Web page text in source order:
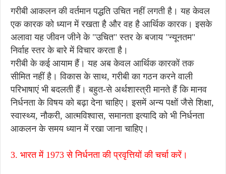
गरीबी आकलन की वर्तमान पद्धति उचित नहीं लगती है। यह केवल
एक कारक को ध्यान में रखता है और वह है आर्थिक कारक। इसके
अलावा यह जीवन जीने के "उचित" स्तर के बजाय "न्यूनतम"
निर्वाह स्तर के बारे में विचार करता है।
गरीबी के कई आयाम हैं। यह अब केवल आर्थिक कारकों तक
सीमित नहीं है। विकास के साथ, गरीबी का गठन करने वाली
परिभाषाएं भी बदलती हैं। बहुत-से अर्थशास्त्री मानते हैं कि मानव
निर्धनता के विषय को बढ़ा देना चाहिए। इसमें अन्य पक्षों जैसे शिक्षा,
स्वास्थ्य, नौकरी, आत्मविश्वास, समानता इत्यादि को भी निर्धनता
आकलन के समय ध्यान में रखा जाना चाहिए।
3. भारत में 1973 से निर्धनता की प्रवृत्तियों की चर्चा करें।